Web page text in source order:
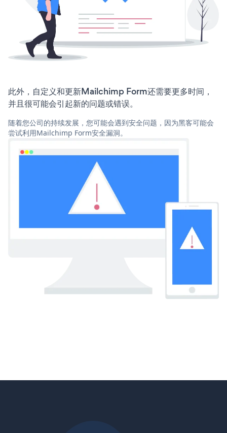
此外，自定义和更新Mailchimp Form还需要更多时间，
并且很可能会引起新的问题或错误。
随着您公司的持续发展，您可能会遇到安全问题，因为黑客可能会
尝试利用Mailchimp Form安全漏洞。